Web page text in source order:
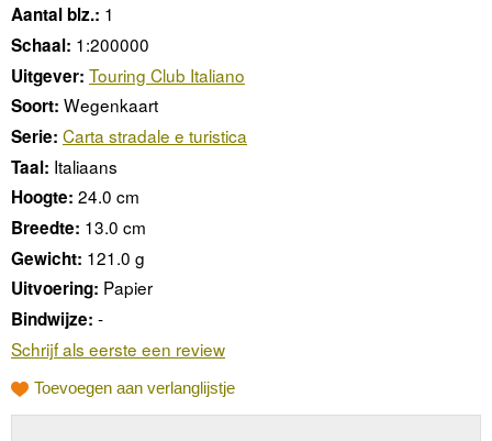
Aantal blz.: 1
Schaal: 1:200000
Uitgever: Touring Club Italiano
Soort: Wegenkaart
Serie: Carta stradale e turistica
Taal: Italiaans
Hoogte: 24.0 cm
Breedte: 13.0 cm
Gewicht: 121.0 g
Uitvoering: Papier
Bindwijze: -
Schrijf als eerste een review
Toevoegen aan verlanglijstje